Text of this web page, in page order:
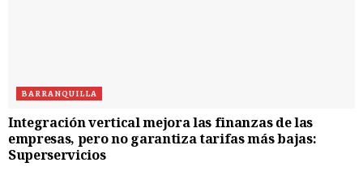
BARRANQUILLA
Integración vertical mejora las finanzas de las
empresas, pero no garantiza tarifas más bajas:
Superservicios